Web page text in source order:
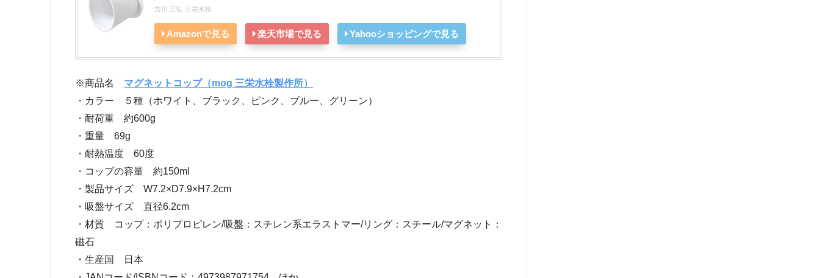
吉川 正弘 三栄水栓
Amazonで見る 楽天市場で見る Yahooショッピングで見る
※商品名 マグネットコップ（mog 三栄水栓製作所）
・カラー ５種（ホワイト、ブラック、ピンク、ブルー、グリーン）
・耐荷重 約600g
・重量 69g
・耐熱温度 60度
・コップの容量 約150ml
・製品サイズ W7.2×D7.9×H7.2cm
・吸盤サイズ 直径6.2cm
・材質 コップ：ポリプロピレン/吸盤：スチレン系エラストマー/リング：スチール/マグネット：
磁石
・生産国 日本